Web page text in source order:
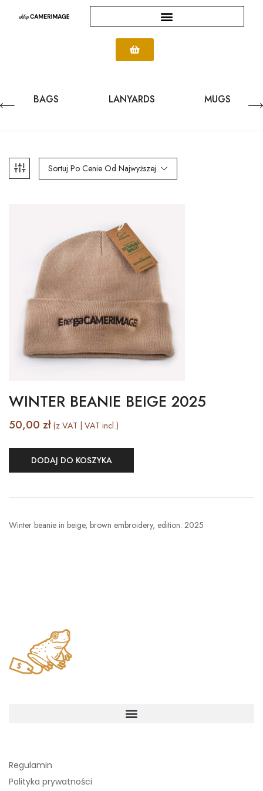
BAGS LANYARDS MUGS
Sortuj Po Cenie Od Najwyższej
WINTER BEANIE BEIGE 2025
50,00 zł (z VAT | VAT incl.)
DODAJ DO KOSZYKA
Winter beanie in beige, brown embroidery, edition: 2025
Regulamin
Polityka prywatności